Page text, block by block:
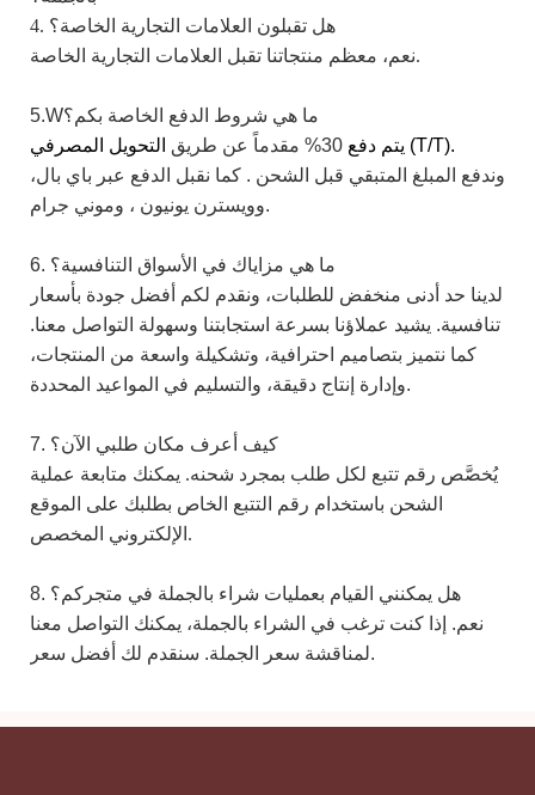
4. هل تقبلون العلامات التجارية الخاصة؟
نعم، معظم منتجاتنا تقبل العلامات التجارية الخاصة.
5.W ما هي شروط الدفع الخاصة بكم؟
يتم دفع 30% مقدماً عن طريق
التحويل المصرفي (T/T).
وندفع المبلغ المتبقي قبل الشحن . كما نقبل الدفع عبر باي بال،
وويسترن يونيون ، وموني جرام.
6. ما هي مزاياك في الأسواق التنافسية؟
لدينا حد أدنى منخفض للطلبات، ونقدم لكم أفضل جودة بأسعار
تنافسية. يشيد عملاؤنا بسرعة استجابتنا وسهولة التواصل معنا.
كما نتميز بتصاميم احترافية، وتشكيلة واسعة من المنتجات،
وإدارة إنتاج دقيقة، والتسليم في المواعيد المحددة.
7. كيف أعرف مكان طلبي الآن؟
يُخصَّص رقم تتبع لكل طلب بمجرد شحنه. يمكنك متابعة عملية
الشحن باستخدام رقم التتبع الخاص بطلبك على الموقع
الإلكتروني المخصص.
8. هل يمكنني القيام بعمليات شراء بالجملة في متجركم؟
نعم. إذا كنت ترغب في الشراء بالجملة، يمكنك التواصل معنا
لمناقشة سعر الجملة. سنقدم لك أفضل سعر.